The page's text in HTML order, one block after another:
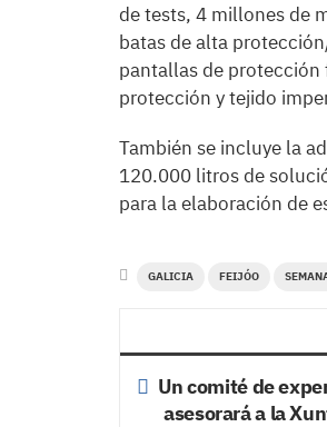
de tests, 4 millones de
batas de alta
pantallas de protección
protección y tejido
También se incluye la
120.000 litros de
para la elaboración de
GALICIA FEIJÓO
Un comité de
asesorará a la